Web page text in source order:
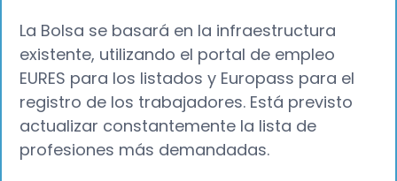
La Bolsa se basará en la infraestructura
existente, utilizando el portal de empleo
EURES para los listados y Europass para el
registro de los trabajadores. Está previsto
actualizar constantemente la lista de
profesiones más demandadas.